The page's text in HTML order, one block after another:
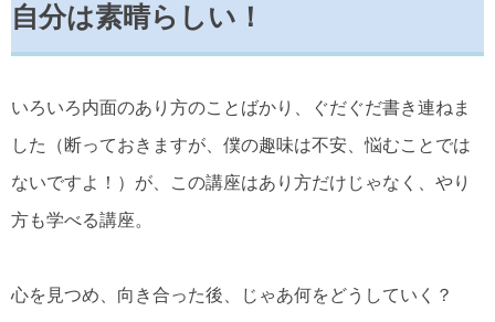
自分は素晴らしい！
いろいろ内面のあり方のことばかり、ぐだぐだ書き連ねま
した（断っておきますが、僕の趣味は不安、悩むことでは
ないですよ！）が、この講座はあり方だけじゃなく、やり
方も学べる講座。
心を見つめ、向き合った後、じゃあ何をどうしていく？